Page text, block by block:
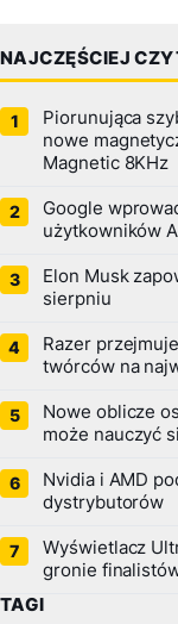
NAJCZĘŚCIEJ
Piorunująca
nowe
Magnetic 8KHz
Google
użytkowników
Elon Musk
sierpniu
Razer
twórców na
Nowe oblicze
może nauczyć
Nvidia i AMD
dystrybutorów
Wyświetlacz
gronie
TAGI